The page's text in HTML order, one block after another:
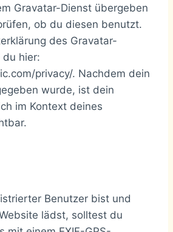
Gravatar-Dienst übergeben
ob du diesen benutzt.
des Gravatar-
hier:
privacy/. Nachdem dein
wurde, ist dein
im Kontext deines
Benutzer bist und
lädst, solltest du